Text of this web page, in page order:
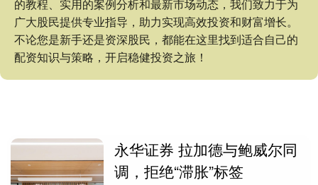
的教程、实用的案例分析和最新市场动态，我们致力于为
广大股民提供专业指导，助力实现高效投资和财富增长。
不论您是新手还是资深股民，都能在这里找到适合自己的
配资知识与策略，开启稳健投资之旅！
永华证券 拉加德与鲍威尔同
调，拒绝“滞胀”标签